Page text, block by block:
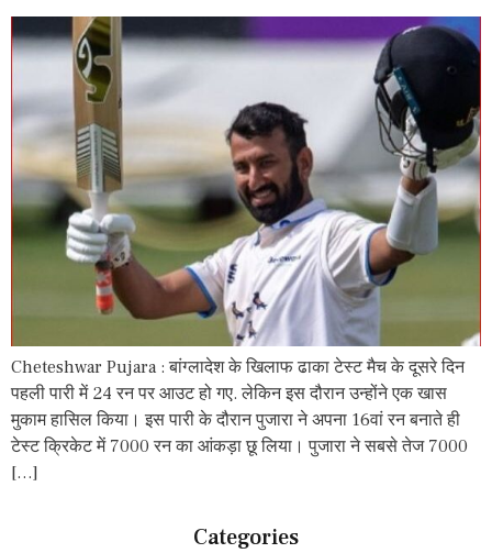
Cheteshwar Pujara : बांग्लादेश के खिलाफ ढाका टेस्ट मैच के दूसरे दिन
पहली पारी में 24 रन पर आउट हो गए. लेकिन इस दौरान उन्होंने एक खास
मुकाम हासिल किया। इस पारी के दौरान पुजारा ने अपना 16वां रन बनाते ही
टेस्ट क्रिकेट में 7000 रन का आंकड़ा छू लिया। पुजारा ने सबसे तेज 7000
[…]
Categories